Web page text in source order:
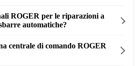
ROGER per le riparazioni a
automatiche?
centrale di comando ROGER